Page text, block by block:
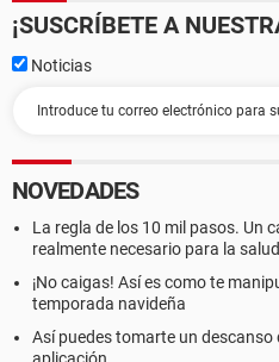
¡SUSCRÍBETE A
Noticias
NOVEDADES
La regla de los 10 mil pasos. Un
realmente necesario para la salud
¡No caigas! Así es como te
temporada navideña
Así puedes tomarte un